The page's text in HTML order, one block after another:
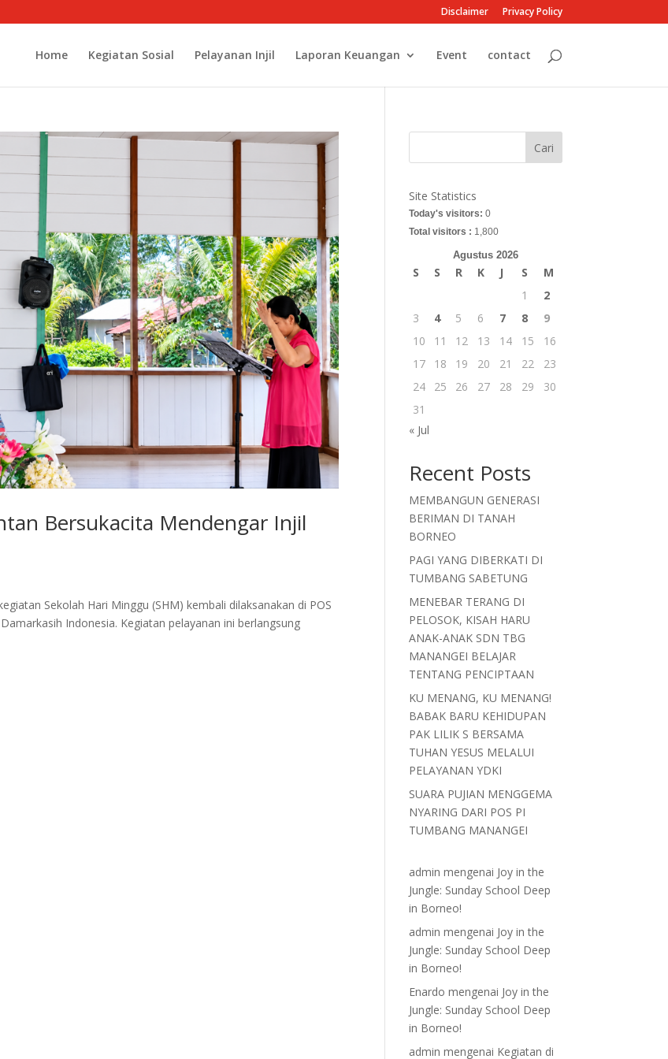
Disclaimer Privacy Policy
Home Kegiatan Sosial Pelayanan Injil Laporan Keuangan Event contact
Bersukacita Mendengar Injil
Sekolah Hari Minggu (SHM) kembali dilaksanakan di POS
Indonesia. Kegiatan pelayanan ini berlangsung
Cari
Site Statistics
Today's visitors:0
Total visitors : 1,800
Agustus 2026
S S R K J S
M
1
2
3
4 5 6 7 8
9
10
11 12 13 14 15
16
17
18 19 20 21 22
23
24
25 26 27 28 29
30
31
« Jul
Recent Posts
MEMBANGUN GENERASI
BERIMAN DI TANAH
BORNEO
PAGI YANG DIBERKATI DI
TUMBANG SABETUNG
MENEBAR TERANG DI
PELOSOK, KISAH HARU
ANAK-ANAK SDN TBG
MANANGEI BELAJAR
TENTANG PENCIPTAAN
KU MENANG, KU MENANG!
BABAK BARU KEHIDUPAN
PAK LILIK S BERSAMA
TUHAN YESUS MELALUI
PELAYANAN YDKI
SUARA PUJIAN MENGGEMA
NYARING DARI POS PI
TUMBANG MANANGEI
admin mengenai Joy in the
Jungle: Sunday School Deep
in Borneo!
admin mengenai Joy in the
Jungle: Sunday School Deep
in Borneo!
Enardo mengenai Joy in the
Jungle: Sunday School Deep
in Borneo!
admin mengenai Kegiatan di